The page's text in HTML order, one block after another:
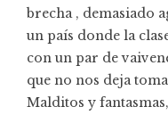
brecha , demasiado
un país donde la
con un par de
que no nos deja
Malditos y